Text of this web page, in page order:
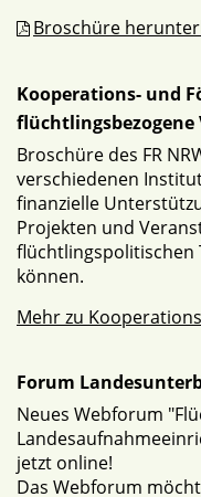
Broschüre
Kooperations- und
Broschüre des FR
verschiedenen
finanzielle
Projekten und
flüchtlingspolitischen
können.
Mehr zu
Forum
Neues Webforum
jetzt online!
Das Webforum